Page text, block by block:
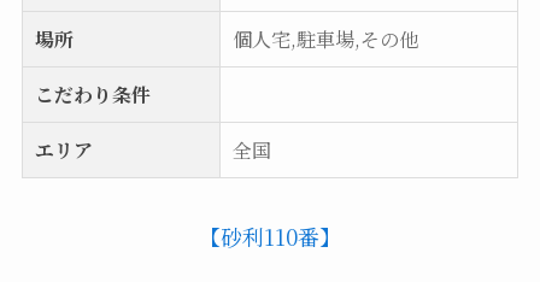
場所
個人宅,駐車場,その他
こだわり条件
エリア
全国
【砂利110番】